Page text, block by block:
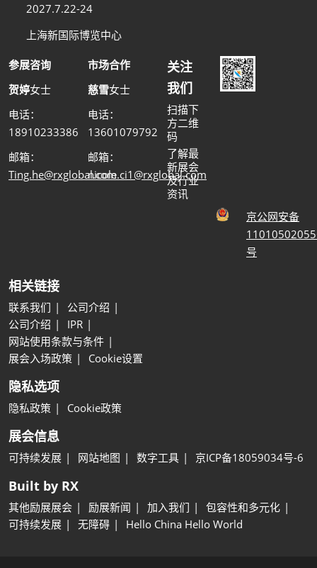
2027.7.22-24
上海新国际博览中心
参展咨询
贺婷女士
电话：
18910233386
邮箱：
Ting.he@rxglobal.com
市场合作
慈雪女士
电话：
13601079792
邮箱：
nicole.ci1@rxglobal.com
关注
我们
扫描下
方二维
码
了解最
新展会
及行业
资讯
京公网安备
号
相关链接
联系我们
公司介绍
公司介绍
IPR
网站使用条款与条件
展会入场政策
Cookie设置
隐私选项
隐私政策 Cookie政策
展会信息
可持续发展 网站地图 数字工具 京ICP备18059034号-6
Built by RX
其他励展展会 励展新闻 加入我们
包容性和多元化
可持续发展
无障碍 Hello China Hello World